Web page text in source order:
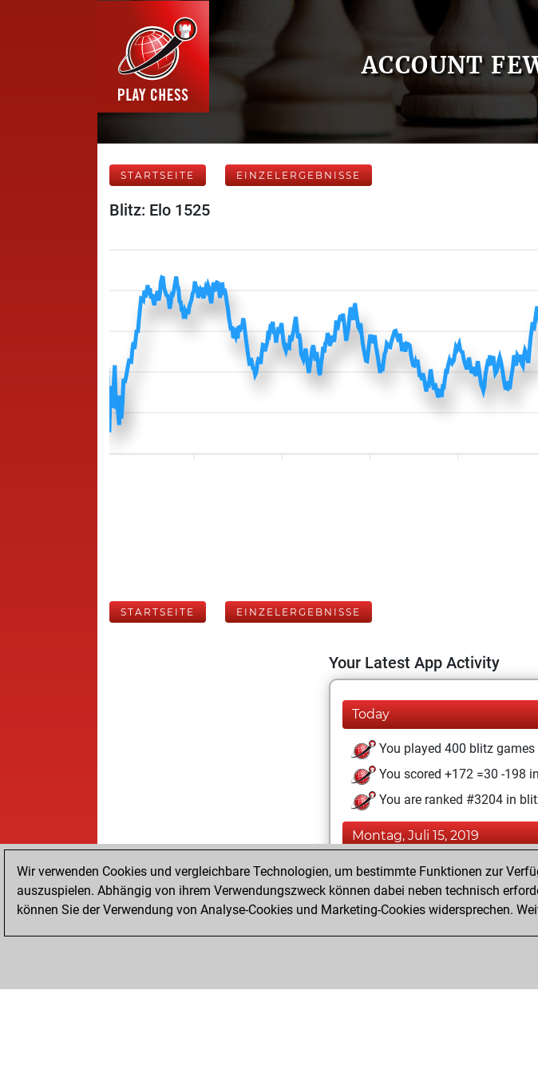
ACCOUNT
STARTSEITE EINZELERGEBNISSE
Blitz: Elo 1525
STARTSEITE EINZELERGEBNISSE
Your Latest App Activity
Today
You played 400 blitz games
You scored +172 =30 -198
You are ranked #3204 in
Montag, Juli 15, 2019
You created your Play
Wir verwenden Cookies und vergleichbare Technologien, um bestimmte Funktionen zur
auszuspielen. Abhängig von ihrem Verwendungszweck können dabei neben technisch
können Sie der Verwendung von Analyse-Cookies und Marketing-Cookies widersprechen.